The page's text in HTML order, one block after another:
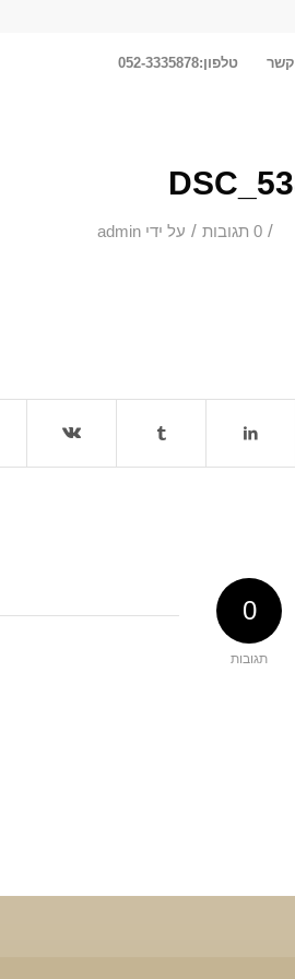
קשר טלפון:052-3335878
/ 0 תגובות / על ידיadmin
0
תגובות